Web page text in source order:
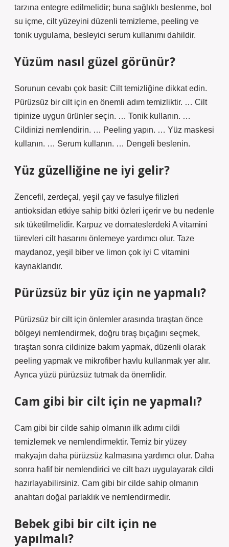
tarzına entegre edilmelidir; buna sağlıklı beslenme, bol
su içme, cilt yüzeyini düzenli temizleme, peeling ve
tonik uygulama, besleyici serum kullanımı dahildir.
Yüzüm nasıl güzel görünür?
Sorunun cevabı çok basit: Cilt temizliğine dikkat edin.
Pürüzsüz bir cilt için en önemli adım temizliktir. … Cilt
tipinize uygun ürünler seçin. … Tonik kullanın. …
Cildinizi nemlendirin. … Peeling yapın. … Yüz maskesi
kullanın. … Serum kullanın. … Dengeli beslenin.
Yüz güzelliğine ne iyi gelir?
Zencefil, zerdeçal, yeşil çay ve fasulye filizleri
antioksidan etkiye sahip bitki özleri içerir ve bu nedenle
sık tüketilmelidir. Karpuz ve domateslerdeki A vitamini
türevleri cilt hasarını önlemeye yardımcı olur. Taze
maydanoz, yeşil biber ve limon çok iyi C vitamini
kaynaklarıdır.
Pürüzsüz bir yüz için ne yapmalı?
Pürüzsüz bir cilt için önlemler arasında tıraştan önce
bölgeyi nemlendirmek, doğru tıraş bıçağını seçmek,
tıraştan sonra cildinize bakım yapmak, düzenli olarak
peeling yapmak ve mikrofiber havlu kullanmak yer alır.
Ayrıca yüzü pürüzsüz tutmak da önemlidir.
Cam gibi bir cilt için ne yapmalı?
Cam gibi bir cilde sahip olmanın ilk adımı cildi
temizlemek ve nemlendirmektir. Temiz bir yüzey
makyajın daha pürüzsüz kalmasına yardımcı olur. Daha
sonra hafif bir nemlendirici ve cilt bazı uygulayarak cildi
hazırlayabilirsiniz. Cam gibi bir cilde sahip olmanın
anahtarı doğal parlaklık ve nemlendirmedir.
Bebek gibi bir cilt için ne
yapılmalı?